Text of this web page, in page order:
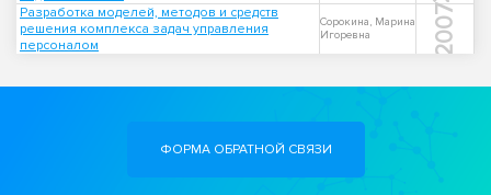
Разработка моделей, методов и средств
решения комплекса задач управления
персоналом
Сорокина, Марина
Игоревна
2007
ФОРМА ОБРАТНОЙ СВЯЗИ